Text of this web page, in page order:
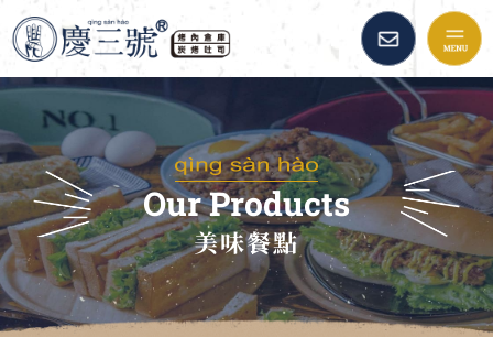
慶三號倉庫烤肉早午餐::
品牌故事
最新消息
美味餐點
Our Products
美味餐點